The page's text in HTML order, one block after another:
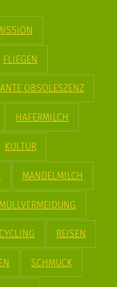
FLIEGEN
OBSOLESZENZ
HAFERMILCH
KULTUR
MANDELMILCH
MÜLLVERMEIDUNG
REISEN
SCHMUCK